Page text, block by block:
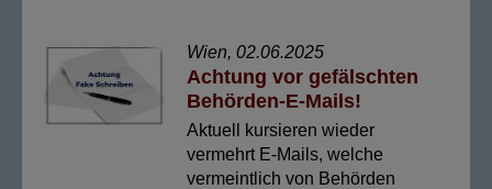
Wien, 02.06.2025
Achtung vor gefälschten
Behörden-E-Mails!
Aktuell kursieren wieder
vermehrt E-Mails, welche
vermeintlich von Behörden